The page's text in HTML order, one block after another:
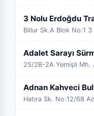
3 Nolu Erdoğdu
Billur Sk.A Blok No:1
Adalet Sarayı
25/2B-2A Yemişli Mh.
Adnan Kahveci
Hatıra Sk. No:12/68